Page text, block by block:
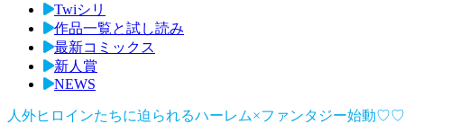
Twiシリ
作品一覧と試し読み
最新コミックス
新人賞
NEWS
人外ヒロインたちに迫られるハーレム×ファンタジー始動♡♡